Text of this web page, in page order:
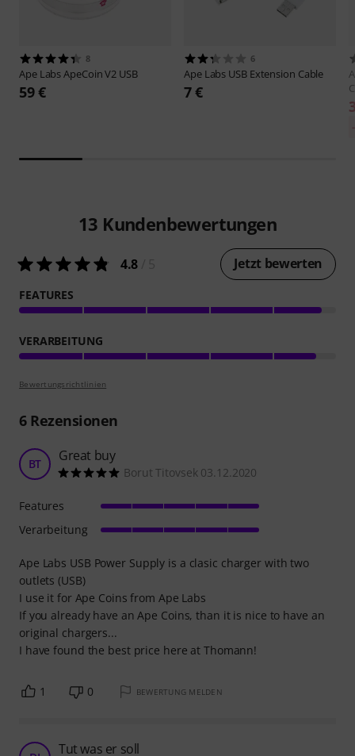
8
Ape LabsApeCoin V2 USB
59 €
6
Ape Labs USB Extension Cable
7 €
13 Kundenbewertungen
4.8 Jetzt bewerten
FEATURES
VERARBEITUNG
Bewertungsrichtlinien
6Rezensionen
BT Great buy
Borut Titovsek 03.12.2020
Ape Labs USB Power Supply is a clasic charger with two
outlets (USB)
I use it for Ape Coins from Ape Labs
If you already have an Ape Coins, than it is nice to have an
original chargers...
I have found the best price here at Thomann!
Features
Verarbeitung
1 0 BEWERTUNG MELDEN
Tut was er soll